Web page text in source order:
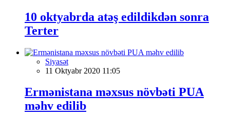
10 oktyabrda atəş edildikdən sonra
Terter
Siyasət
11 Oktyabr 2020 11:05
Ermənistana məxsus növbəti PUA
məhv edilib